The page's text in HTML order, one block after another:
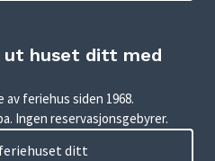
ut huset ditt med
av feriehus siden 1968.
Ingen reservasjonsgebyrer.
ditt